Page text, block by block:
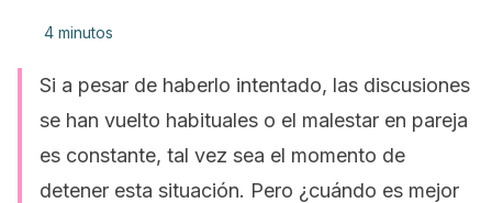
4 minutos
Si a pesar de haberlo intentado, las discusiones
se han vuelto habituales o el malestar en pareja
es constante, tal vez sea el momento de
detener esta situación. Pero ¿cuándo es mejor